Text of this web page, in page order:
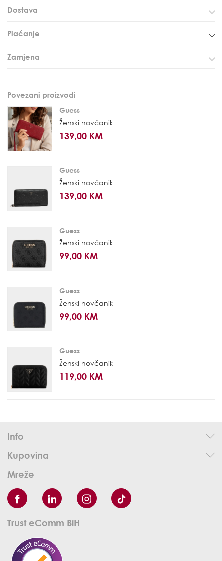
Dostava
Plaćanje
Zamjena
Povezani proizvodi
Guess
Ženski novčanik
139,00 KM
Guess
Ženski novčanik
139,00 KM
Guess
Ženski novčanik
99,00 KM
Guess
Ženski novčanik
99,00 KM
Guess
Ženski novčanik
119,00 KM
Info
Kupovina
Mreže
Trust eComm BiH